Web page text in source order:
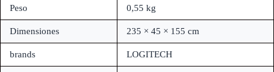
Peso 0,55 kg
Dimensiones 235 × 45 × 155 cm
brands LOGITECH